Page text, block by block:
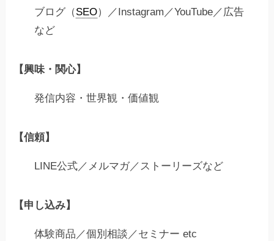
ブログ（SEO）／Instagram／YouTube／広告
など
【興味・関心】
発信内容・世界観・価値観
【信頼】
LINE公式／メルマガ／ストーリーズなど
【申し込み】
体験商品／個別相談／セミナー etc